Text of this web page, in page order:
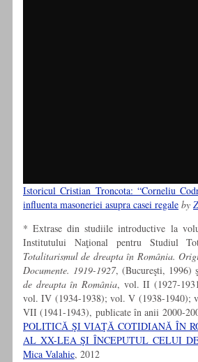
Istoricul Cristian Troncota: “Corneliu
influenta masoneriei asupra casei regale by
* Extrase din studiile introductive la
Institutului Naţional pentru Studiul
Totalitarismul de dreapta în România.
Documente. 1919-1927, (Bucureşti, 1996)
de dreapta în România, vol. II (1927-
vol. IV (1934-1938); vol. V (1938-1940);
VII (1941-1943), publicate în anii 2000-
POLITICĂ ŞI VIAŢĂ COTIDIANĂ ÎN
AL XX-LEA ŞI ÎNCEPUTUL CELUI
Mica Valahie, 2012